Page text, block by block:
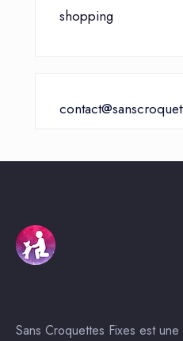
shopping
Sans Croquettes Fixes est